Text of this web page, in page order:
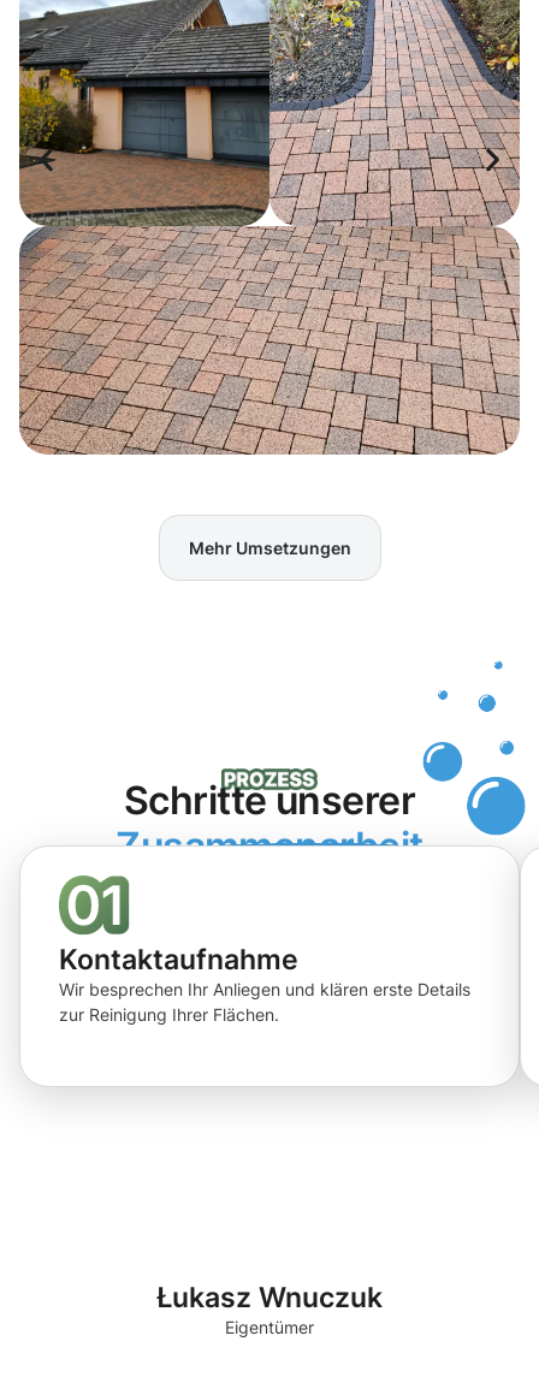
Mehr Umsetzungen
Schritte unserer
Zusammenarbeit
Kontaktaufnahme
Wir besprechen Ihr Anliegen und klären erste Details
zur Reinigung Ihrer Flächen.
Łukasz Wnuczuk
Eigentümer